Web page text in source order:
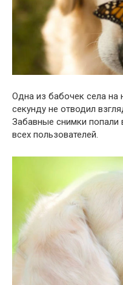
Одна из бабочек села
секунду не отводил
Забавные снимки попали
всех пользователей.